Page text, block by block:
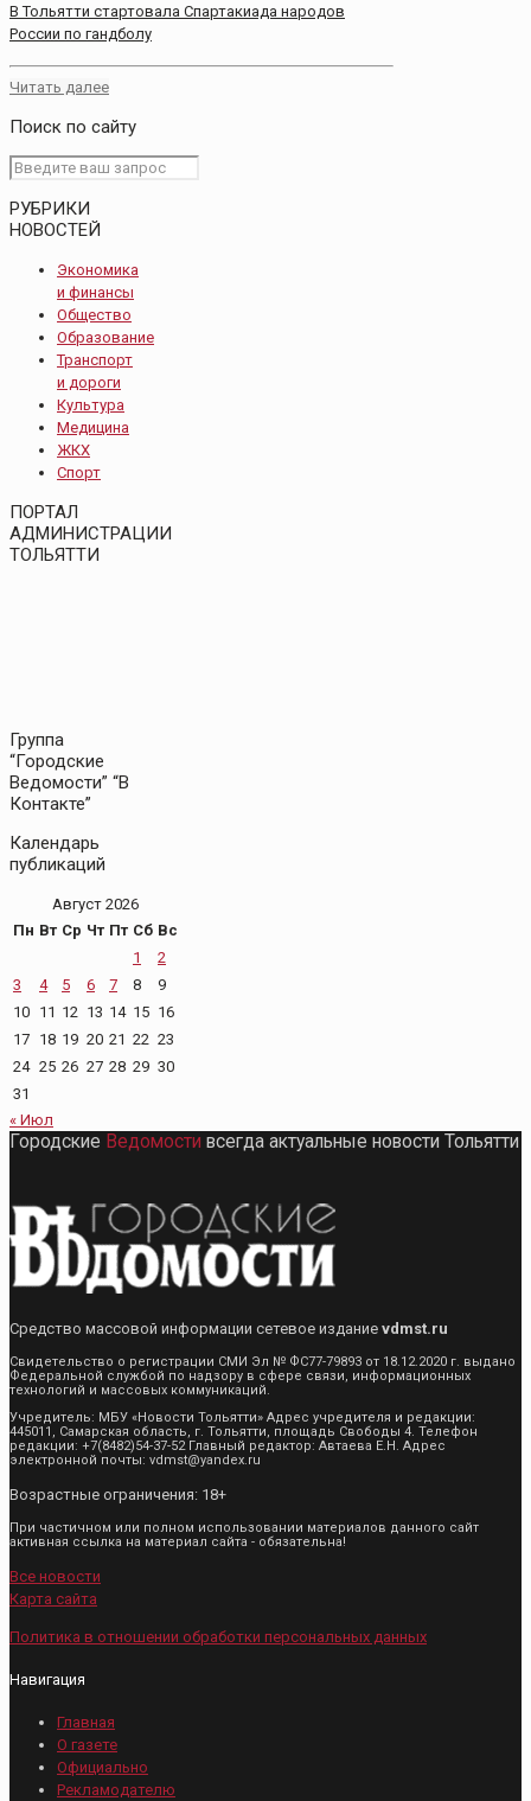
В Тольятти стартовала Спартакиада народов
России по гандболу
Читать далее
Поиск по сайту
РУБРИКИ
НОВОСТЕЙ
Экономика
и финансы
Общество
Образование
Транспорт
и дороги
Культура
Медицина
ЖКХ
Спорт
ПОРТАЛ
АДМИНИСТРАЦИИ
ТОЛЬЯТТИ
Группа
“Городские
Ведомости” “В
Контакте”
Календарь
публикаций
Август 2026
Пн Вт Ср Чт Пт Сб Вс
1
2
3
4 5 6 7 8
9
10 11 12 13 14 15 16
17 18 19 20 21 22 23
24 25 26 27 28 29 30
31
« Июл
Городские Ведомости всегда актуальные новости Тольятти
Средство массовой информации сетевое издание vdmst.ru
Свидетельство о регистрации СМИ Эл № ФС77-79893 от 18.12.2020 г. выдано
Федеральной службой по надзору в сфере связи, информационных
технологий и массовых коммуникаций.
Учредитель: МБУ «Новости Тольятти» Адрес учредителя и редакции:
445011, Самарская область, г. Тольятти, площадь Свободы 4. Телефон
редакции: +7(8482)54-37-52 Главный редактор: Автаева Е.Н. Адрес
электронной почты: vdmst@yandex.ru
Возрастные ограничения: 18+
При частичном или полном использовании материалов данного сайт
активная ссылка на материал сайта - обязательна!
Все новости
Карта сайта
Политика в отношении обработки персональных данных
Навигация
Главная
О газете
Официально
Рекламодателю